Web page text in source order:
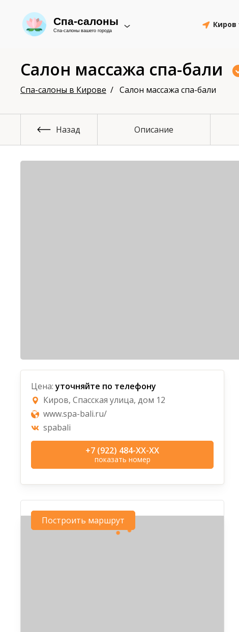
Спа-салоны
Спа-салоны вашего города
Киров
Салон массажа спа-бали
Спа-салоны в Кирове Салон массажа спа-бали
Назад Описание
Цена:уточняйте по телефону
Киров, Спасская улица, дом 12
www.spa-bali.ru/
spabali
+7 (922) 484-XX-XX
показать номер
Построить маршрут